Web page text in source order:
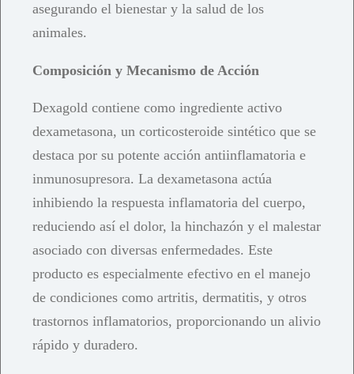
asegurando el bienestar y la salud de los
animales.
Composición y Mecanismo de Acción
Dexagold contiene como ingrediente activo
dexametasona, un corticosteroide sintético que se
destaca por su potente acción antiinflamatoria e
inmunosupresora. La dexametasona actúa
inhibiendo la respuesta inflamatoria del cuerpo,
reduciendo así el dolor, la hinchazón y el malestar
asociado con diversas enfermedades. Este
producto es especialmente efectivo en el manejo
de condiciones como artritis, dermatitis, y otros
trastornos inflamatorios, proporcionando un alivio
rápido y duradero.